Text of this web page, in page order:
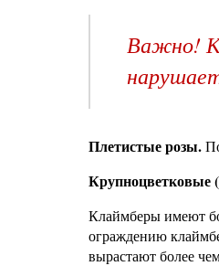
Важно!
Плетистые розы.
Крупноцветковые
Клаймберы имеют
ограждению
вырастают более